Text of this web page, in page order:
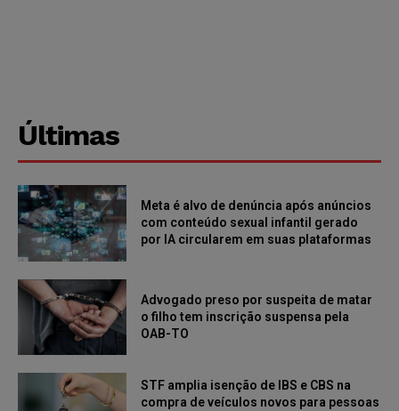
Últimas
Meta é alvo de denúncia após anúncios
com conteúdo sexual infantil gerado
por IA circularem em suas plataformas
Advogado preso por suspeita de matar
o filho tem inscrição suspensa pela
OAB-TO
STF amplia isenção de IBS e CBS na
compra de veículos novos para pessoas